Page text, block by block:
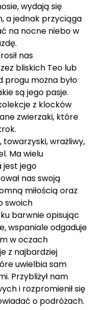
wydają się
a jednak przyciąga
na nocne niebo w
nas
bliskich Teo lub
progu można było
są jego pasje.
z klocków
zwierzaki, które
wrażliwy,
Ma wielu
jest jego
nas swoją
miłością oraz
swoich
barwnie opisując
wspaniale odgaduje
w oczach
z najbardziej
uwielbia sam
Przybliżył nam
i rozpromienił się
o podróżach.